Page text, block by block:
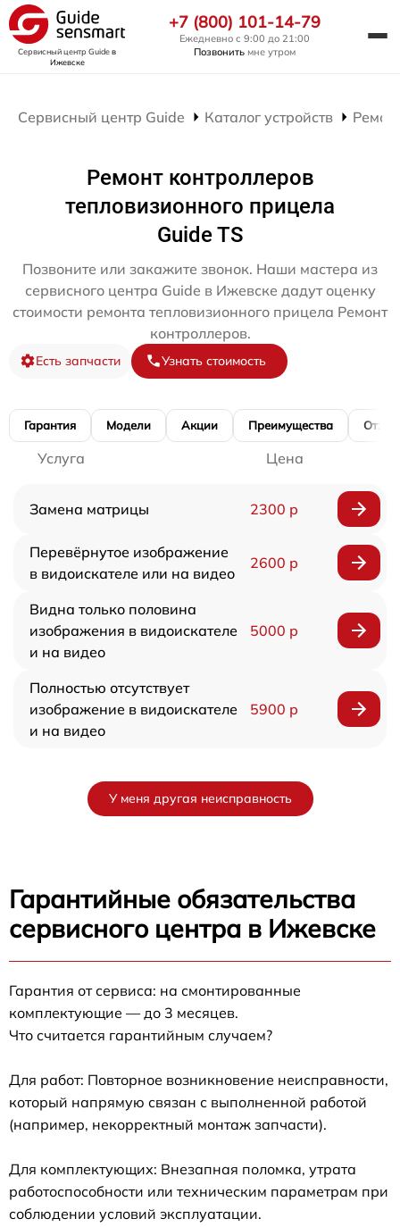
Сервисный центр Guideв
Ижевске
+7 (800) 101-14-79
Ежедневно с 9:00 до 21:00
Позвонить мне утром
Сервисный центр Guide Каталог устройств
Ремонт контроллеров
тепловизионного прицела
Guide TS
Позвоните или закажите звонок. Наши мастера из
сервисного центра Guide в Ижевске дадут оценку
стоимости ремонта тепловизионного прицела Ремонт
контроллеров.
Есть запчасти Узнать стоимость
Гарантия Модели Акции Преимущества
Услуга Цена
Замена матрицы 2300 р
Перевёрнутое изображение
в видоискателе или на видео
2600 р
Видна только половина
изображения в видоискателе
и на видео
5000 р
Полностью отсутствует
изображение в видоискателе
и на видео
5900 р
У меня другая неисправность
Гарантийные обязательства
сервисного центра в Ижевске
Гарантия от сервиса: на смонтированные
комплектующие — до 3 месяцев.
Что считается гарантийным случаем?
Для работ: Повторное возникновение неисправности,
который напрямую связан с выполненной работой
(например, некорректный монтаж запчасти).
Для комплектующих: Внезапная поломка, утрата
работоспособности или техническим параметрам при
соблюдении условий эксплуатации.